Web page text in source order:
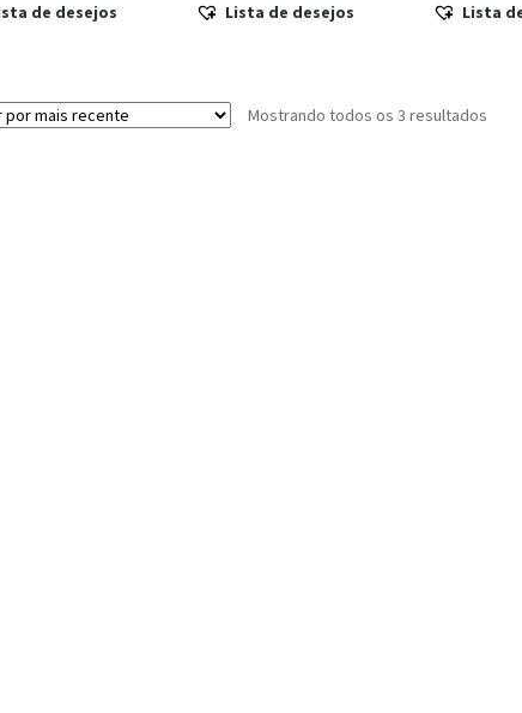
de desejos Lista de desejos Lista
Mostrando todos os 3 resultados